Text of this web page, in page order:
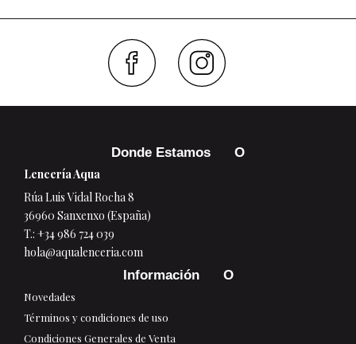
Donde Estamos
Lencería Aqua
Rúa Luis Vidal Rocha 8
36960 Sanxenxo (España)
T.: +34 986 724 039
hola@aqualenceria.com
Información
Novedades
Términos y condiciones de uso
Condiciones Generales de Venta